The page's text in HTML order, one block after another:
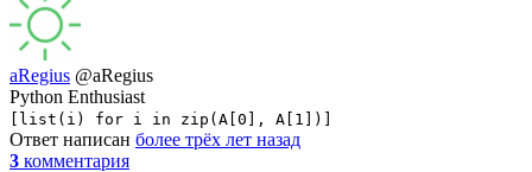
aRegius @aRegius
Python Enthusiast
[list(i) for i in zip(A[0], A[1])]
Ответ написан более трёх лет назад
3 комментария